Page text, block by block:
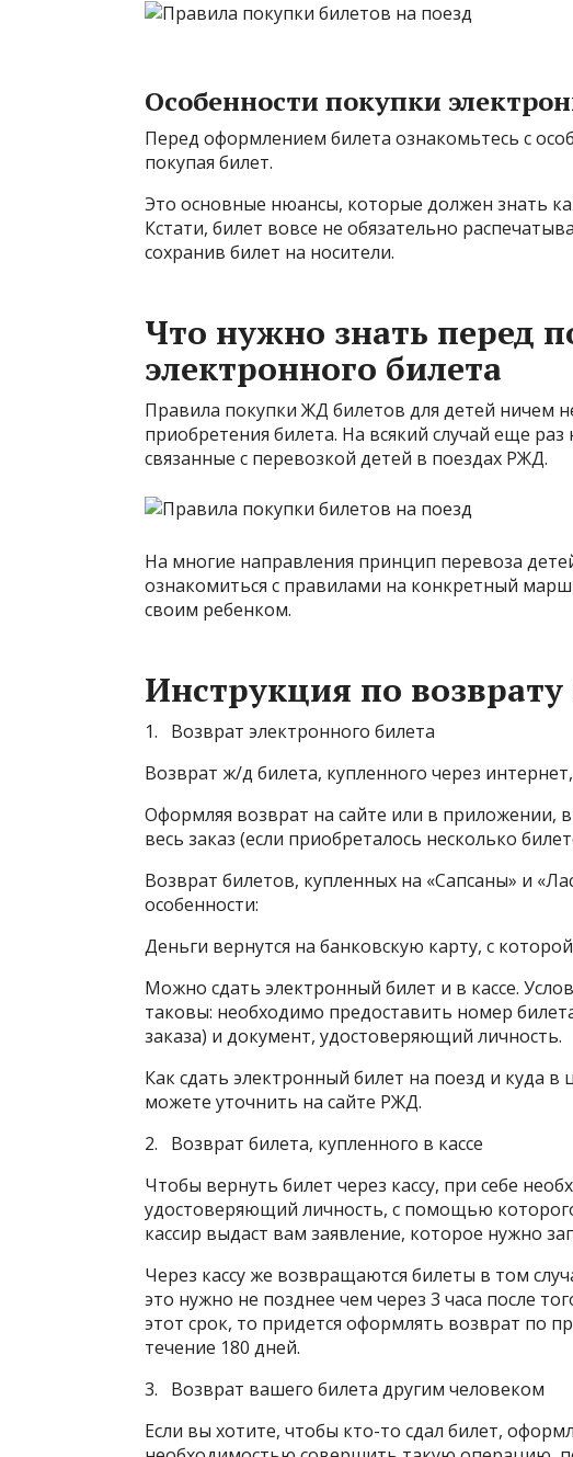
Особенности покупки
Перед оформлением билета ознакомьтесь с
покупая билет.
Это основные нюансы, которые должен знать
Кстати, билет вовсе не обязательно
сохранив билет на носители.
Что нужно знать перед
электронного билета
Правила покупки ЖД билетов для детей ничем
приобретения билета. На всякий случай еще
связанные с перевозкой детей в поездах РЖД.
На многие направления принцип перевоза
ознакомиться с правилами на конкретный
своим ребенком.
Инструкция по возврату
1. Возврат электронного билета
Возврат ж/д билета, купленного через
Оформляя возврат на сайте или в приложении,
весь заказ (если приобреталось несколько
Возврат билетов, купленных на «Сапсаны» и
особенности:
Деньги вернутся на банковскую карту, с
Можно сдать электронный билет и в кассе.
таковы: необходимо предоставить номер
заказа) и документ, удостоверяющий личность.
Как сдать электронный билет на поезд и куда
можете уточнить на сайте РЖД.
2. Возврат билета, купленного в кассе
Чтобы вернуть билет через кассу, при себе
удостоверяющий личность, с помощью
кассир выдаст вам заявление, которое нужно
Через кассу же возвращаются билеты в том
это нужно не позднее чем через 3 часа после
этот срок, то придется оформлять возврат по
течение 180 дней.
3. Возврат вашего билета другим человеком
Если вы хотите, чтобы кто-то сдал билет,